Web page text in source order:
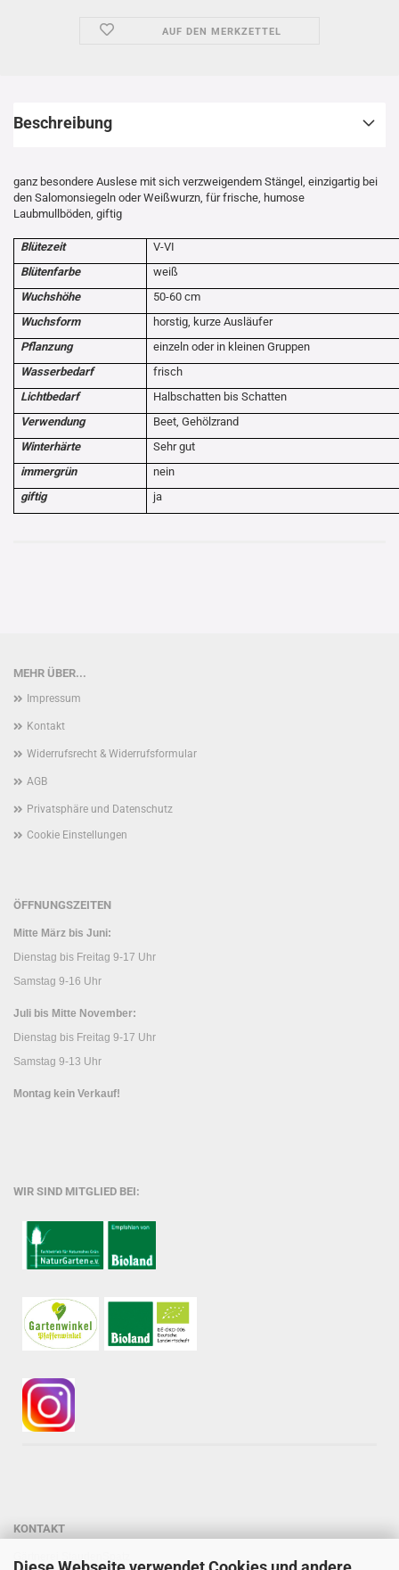
AUF DEN MERKZETTEL
Beschreibung
ganz besondere Auslese mit sich verzweigendem Stängel, einzigartig bei
den Salomonsiegeln oder Weißwurzn, für frische, humose
Laubmullböden, giftig
Blütezeit
V-VI
Blütenfarbe
weiß
Wuchshöhe
50-60 cm
Wuchsform
horstig, kurze Ausläufer
Pflanzung
einzeln oder in kleinen Gruppen
Wasserbedarf
frisch
Lichtbedarf
Halbschatten bis Schatten
Verwendung
Beet, Gehölzrand
Winterhärte
Sehr gut
immergrün
nein
giftig
ja
MEHR ÜBER...
Impressum
Kontakt
Widerrufsrecht & Widerrufsformular
AGB
Privatsphäre und Datenschutz
Cookie Einstellungen
ÖFFNUNGSZEITEN
Mitte März bis Juni:
Dienstag bis Freitag 9-17 Uhr
Samstag 9-16 Uhr
Juli bis Mitte November:
Dienstag bis Freitag 9-17 Uhr
Samstag 9-13 Uhr
Montag kein Verkauf!
WIR SIND MITGLIED BEI:
KONTAKT